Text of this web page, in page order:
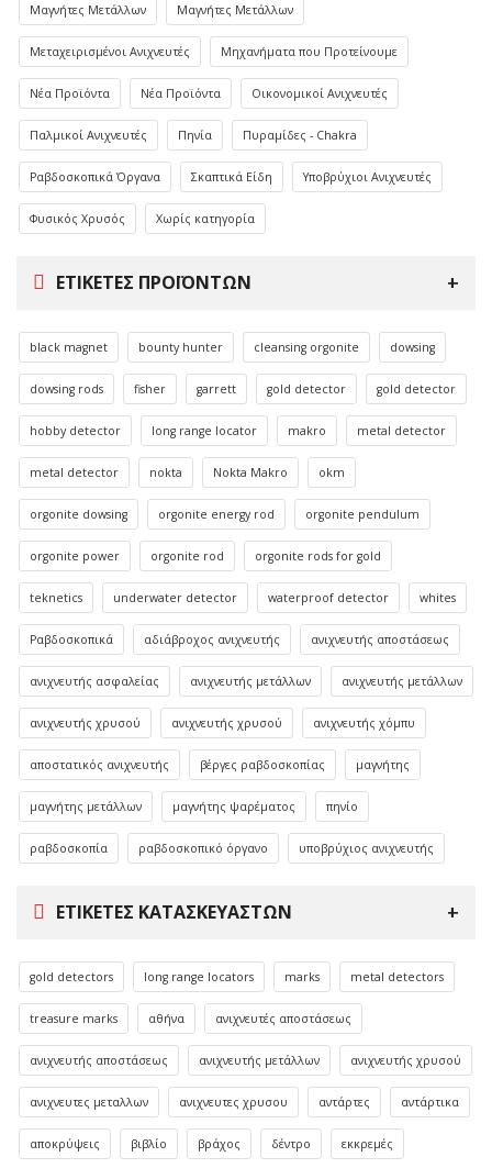
Μαγνήτες Μετάλλων Μαγνήτες Μετάλλων
Μεταχειρισμένοι Ανιχνευτές Μηχανήματα που Προτείνουμε
Νέα Προϊόντα Νέα Προϊόντα Οικονομικοί Ανιχνευτές
Παλμικοί Ανιχνευτές Πηνία Πυραμίδες - Chakra
Ραβδοσκοπικά Όργανα Σκαπτικά Είδη Υποβρύχιοι Ανιχνευτές
Φυσικός Χρυσός Χωρίς κατηγορία
ΕΤΙΚΈΤΕΣ ΠΡΟΪΌΝΤΩΝ
black magnet bounty hunter cleansing orgonite dowsing
dowsing rods fisher garrett gold detector gold detector
hobby detector long range locator makro metal detector
metal detector nokta Nokta Makro okm
orgonite dowsing orgonite energy rod orgonite pendulum
orgonite power orgonite rod orgonite rods for gold
teknetics underwater detector waterproof detector whites
Ραβδοσκοπικά αδιάβροχος ανιχνευτής ανιχνευτής αποστάσεως
ανιχνευτής ασφαλείας ανιχνευτής μετάλλων ανιχνευτής μετάλλων
ανιχνευτής χρυσού ανιχνευτής χρυσού ανιχνευτής χόμπυ
αποστατικός ανιχνευτής βέργες ραβδοσκοπίας μαγνήτης
μαγνήτης μετάλλων μαγνήτης ψαρέματος πηνίο
ραβδοσκοπία ραβδοσκοπικό όργανο υποβρύχιος ανιχνευτής
ΕΤΙΚΈΤΕΣ ΚΑΤΑΣΚΕΥΑΣΤΏΝ
gold detectors long range locators marks metal detectors
treasure marks αθήνα ανιχνευτές αποστάσεως
ανιχνευτής αποστάσεως ανιχνευτής μετάλλων ανιχνευτής χρυσού
ανιχνευτες μεταλλων ανιχνευτες χρυσου αντάρτες αντάρτικα
αποκρύψεις βιβλίο βράχος δέντρο εκκρεμές